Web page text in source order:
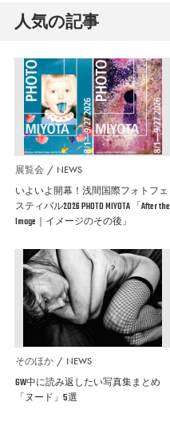
人気の記事
展覧会 NEWS
いよいよ開幕！浅間国際フォトフェ
スティバル2026 PHOTO MIYOTA 「After the
Image｜イメージのその後」
そのほか NEWS
GW中に読み返したい写真集まとめ
「ヌード」5選